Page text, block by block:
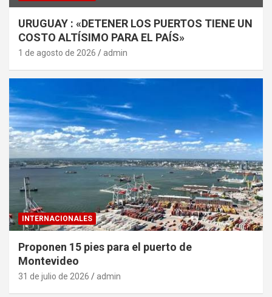
URUGUAY : «DETENER LOS PUERTOS TIENE UN
COSTO ALTÍSIMO PARA EL PAÍS»
1 de agosto de 2026 admin
INTERNACIONALES
Proponen 15 pies para el puerto de
Montevideo
31 de julio de 2026 admin